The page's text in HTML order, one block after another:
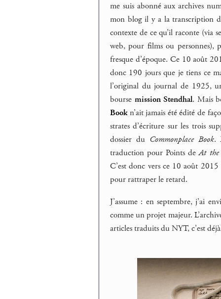
me suis abonné aux archives
mon blog il y a la transcription
contexte de ce qu’il raconte (via
web, pour films ou
fresque d’époque. Ce 10 août
donc 190 jours que je tiens ce
l’original du journal de 1925,
bourse mission Stendhal. Mais
Bookn’ait jamais été édité de
strates d’écriture sur les trois
dossier du Commonplace Book.
traduction pour Points deAt the
C’est donc vers ce 10 août
pour rattraper le retard.
J’assume : en septembre, j’ai
comme un projet majeur.
articles traduits du NYT, c’est